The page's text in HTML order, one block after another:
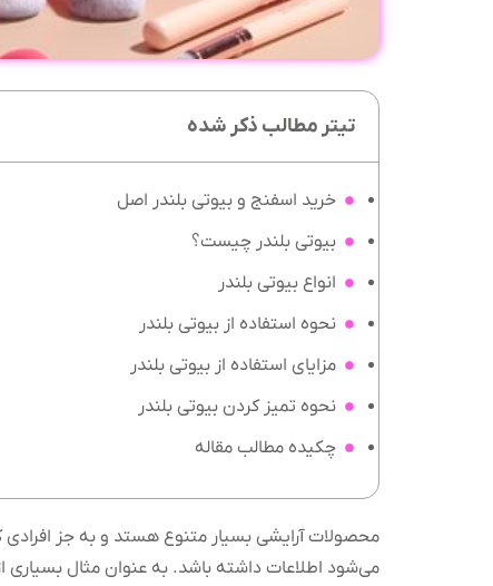
تیتر مطالب ذکر شده
خرید اسفنج و بیوتی بلندر اصل
بیوتی بلندر چیست؟
انواع بیوتی بلندر
نحوه استفاده از بیوتی بلندر
مزایای استفاده از بیوتی بلندر
نحوه تمیز کردن بیوتی بلندر
چکیده مطالب مقاله
محصولات آرایشی بسیار متنوع‌ هستد و به جز افرادی
می‌شود اطلاعات داشته باشد. به عنوان مثال بسیاری